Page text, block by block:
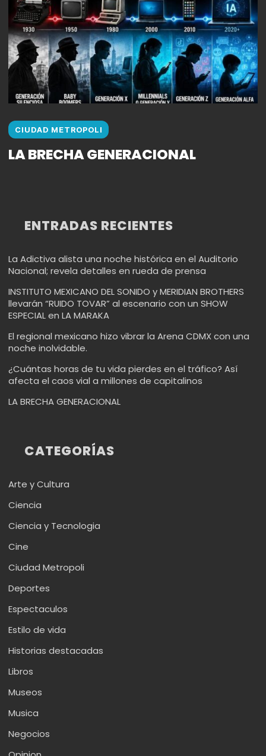
CIUDAD METROPOLI
LA BRECHA GENERACIONAL
ENTRADAS RECIENTES
La Adictiva alista una noche histórica en el Auditorio
Nacional; revela detalles en rueda de prensa
INSTITUTO MEXICANO DEL SONIDO y MERIDIAN BROTHERS
llevarán “RUIDO TOVAR” al escenario con un SHOW
ESPECIAL en LA MARAKA
El regional mexicano hizo vibrar la Arena CDMX con una
noche inolvidable.
¿Cuántas horas de tu vida pierdes en el tráfico? Así
afecta el caos vial a millones de capitalinos
LA BRECHA GENERACIONAL
CATEGORÍAS
Arte y Cultura
Ciencia
Ciencia y Tecnologia
Cine
Ciudad Metropoli
Deportes
Espectaculos
Estilo de vida
Historias destacadas
Libros
Museos
Musica
Negocios